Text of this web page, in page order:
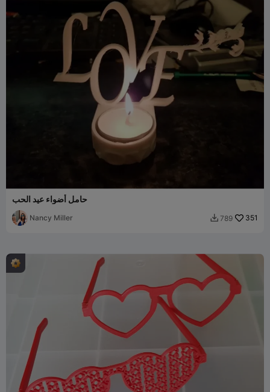
حامل أضواء عيد الحب
Nancy Miller  789 351